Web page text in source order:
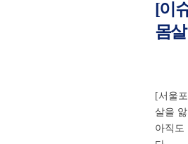
[이
몸살
[서울
살을
아직